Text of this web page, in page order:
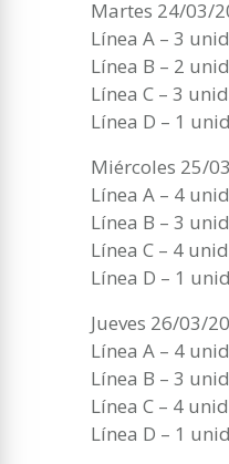
Martes 24/03/
Línea A – 3
Línea B – 2
Línea C – 3
Línea D – 1
Miércoles 25/
Línea A – 4
Línea B – 3
Línea C – 4
Línea D – 1
Jueves 26/03/
Línea A – 4
Línea B – 3
Línea C – 4
Línea D – 1